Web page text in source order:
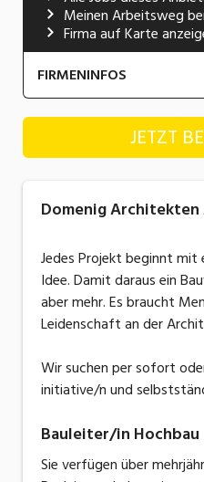
Industrie,
Produktion
Informatik,
Körperpflege,
Mechanik, Elektronik,
Medizin,
Sicherheit, Rettung,
Verkauf, Handel,
Meinen Arbeitsweg
Firma auf Karte
FIRMENINFOS
Domenig Architekten
Website JETZT
Domenig Architekten
Jedes Projekt beginnt mit
Idee. Damit daraus ein
aber mehr. Es braucht
Leidenschaft an der
Wir suchen per sofort
initiative/n und
Bauleiter/in Hochbau
Sie verfügen über